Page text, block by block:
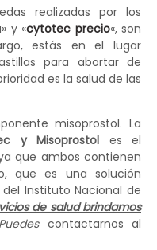
realizadas por los
y «cytotec precio«, son
estás en el lugar
para abortar de
es la salud de las
misoprostol. La
y Misoprostol es el
que ambos contienen
que es una solución
Instituto Nacional de
de salud brindamos
Puedescontactarnos al